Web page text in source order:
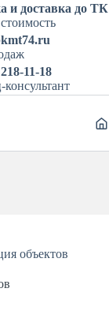
и доставка до ТК
11-18
консультант
объектов